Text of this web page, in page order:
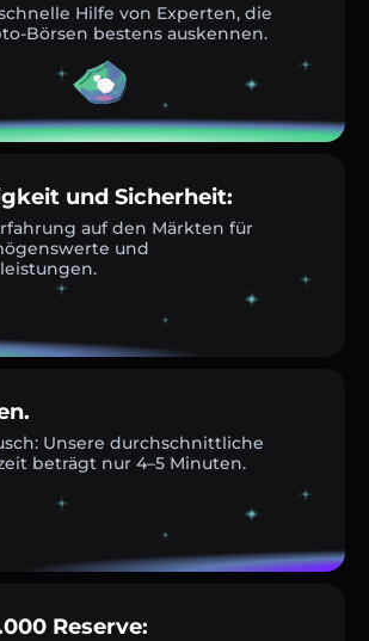
Hilfe von Experten, die
Börsen bestens auskennen.
und Sicherheit:
auf den Märkten für
und
Unsere durchschnittliche
beträgt nur 4–5 Minuten.
Reserve: